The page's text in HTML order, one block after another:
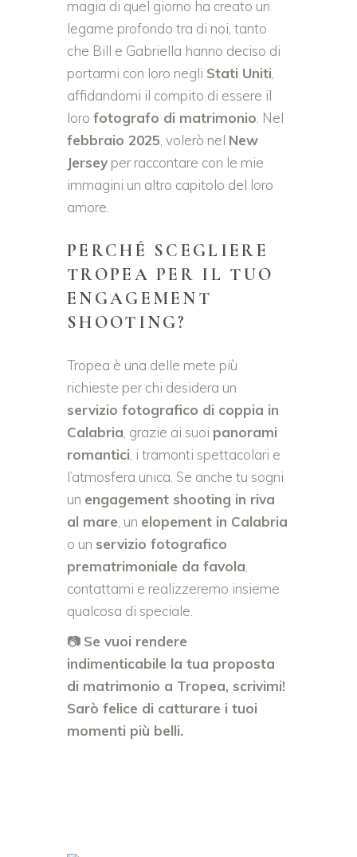
magia di quel giorno ha creato un
legame profondo tra di noi, tanto
che Bill e Gabriella hanno deciso di
portarmi con loro negli Stati Uniti
affidandomi il compito di essere il
loro fotografo di matrimonio . Nel
febbraio 2025 , volerò nel New
Jerseyper raccontare con le mie
immagini un altro capitolo del loro
amore.
PERCHÉ SCEGLIERE
TROPEA PER IL TUO
ENGAGEMENT
SHOOTING?
Tropea è una delle mete più
richieste per chi desidera un
servizio fotografico di coppia in
Calabria , grazie ai suoi panorami
romantici , i tramonti spettacolari e
l’atmosfera unica. Se anche tu sogni
un engagement shooting in riva
al mare , un elopement in Calabria
o un servizio fotografico
prematrimoniale da favola
contattami e realizzeremo insieme
qualcosa di speciale.
📷 Se vuoi rendere
indimenticabile la tua proposta
di matrimonio a Tropea, scrivimi!
Sarò felice di catturare i tuoi
momenti più belli.